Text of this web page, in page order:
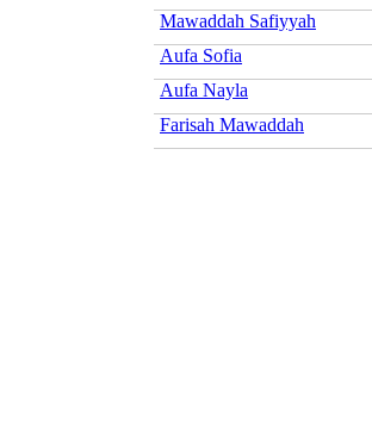
Mawaddah Safiyyah
Aufa Sofia
Aufa Nayla
Farisah Mawaddah